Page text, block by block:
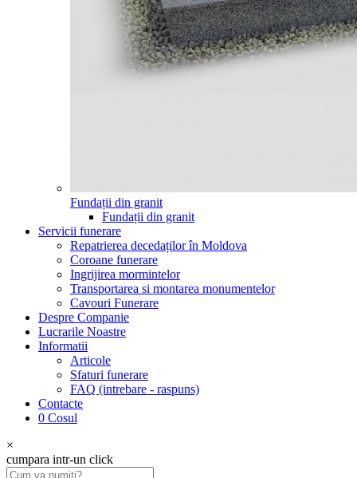
Fundații din granit
Fundații din granit
Servicii funerare
Repatrierea decedaților în Moldova
Coroane funerare
Ingrijirea mormintelor
Transportarea si montarea monumentelor
Cavouri Funerare
Despre Companie
Lucrarile Noastre
Informatii
Articole
Sfaturi funerare
FAQ (intrebare - raspuns)
Contacte
0 Cosul
×
cumpara intr-un click